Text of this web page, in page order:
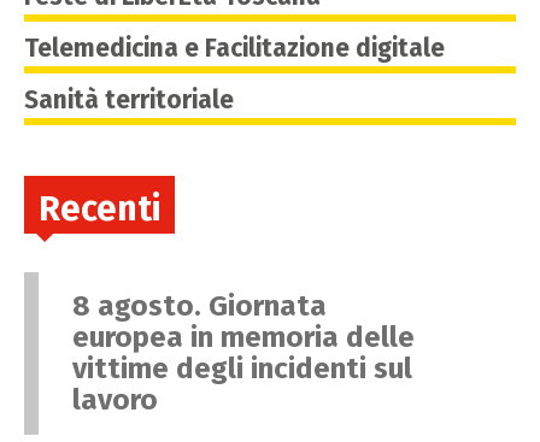
Telemedicina e Facilitazione digitale
Sanità territoriale
Recenti
8 agosto. Giornata
europea in memoria delle
vittime degli incidenti sul
lavoro